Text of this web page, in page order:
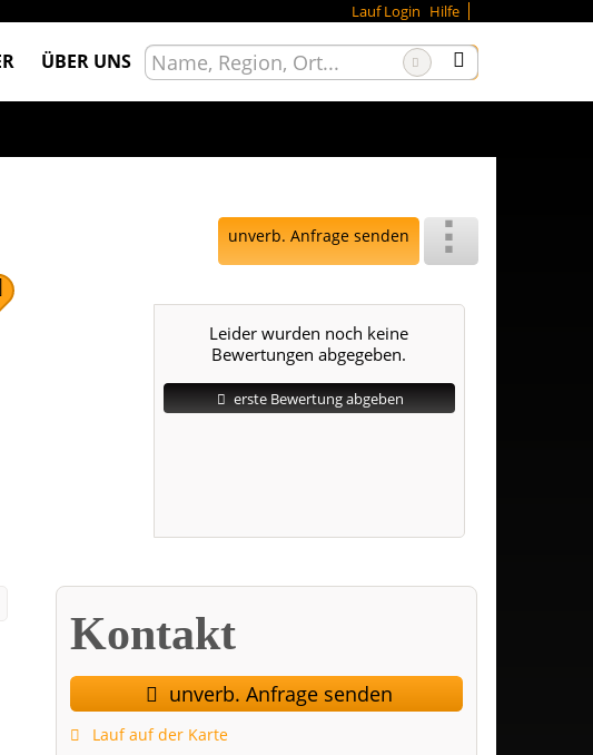
Lauf Login Hilfe
ÜBER UNS
unverb. Anfrage senden
Leider wurden noch keine
Bewertungen abgegeben.
erste Bewertung abgeben
Kontakt
unverb. Anfrage senden
Lauf auf der Karte